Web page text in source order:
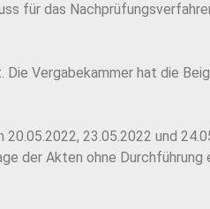
für das
Vergabekammer hat die
23.05.2022 und
der Akten ohne